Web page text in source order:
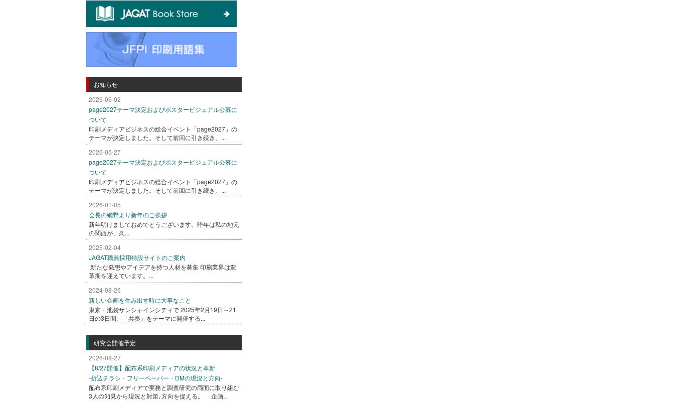
お知らせ
2026-06-02
page2027テーマ決定およびポスタービジュアル公募に
ついて
印刷メディアビジネスの総合イベント「page2027」の
テーマが決定しました。そして前回に引き続き、...
2026-05-27
page2027テーマ決定およびポスタービジュアル公募に
ついて
印刷メディアビジネスの総合イベント「page2027」の
テーマが決定しました。そして前回に引き続き、...
2026-01-05
会長の網野より新年のご挨拶
新年明けましておめでとうございます。昨年は私の地元
の関西が、久...
2025-02-04
JAGAT職員採用特設サイトのご案内
新たな発想やアイデアを持つ人材を募集 印刷業界は変
革期を迎えています。...
2024-08-26
新しい企画を生み出す時に大事なこと
東京・池袋サンシャインシティで 2025年2月19日～21
日の3日間、「共奏」をテーマに開催する...
研究会開催予定
2026-08-27
【8/27開催】配布系印刷メディアの状況と革新
-折込チラシ・フリーペーパー・DMの現況と方向-
配布系印刷メディアで実務と調査研究の両面に取り組む
3人の知見から現況と対策､方向を捉える。 企画...